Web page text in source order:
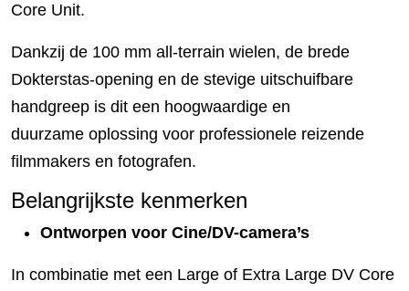
Core Unit.
Dankzij de 100 mm all-terrain wielen, de brede
Dokterstas-opening en de stevige uitschuifbare
handgreep is dit een hoogwaardige en
duurzame oplossing voor professionele reizende
filmmakers en fotografen.
Belangrijkste kenmerken
Ontworpen voor Cine/DV-camera’s
In combinatie met een Large of Extra Large DV Core